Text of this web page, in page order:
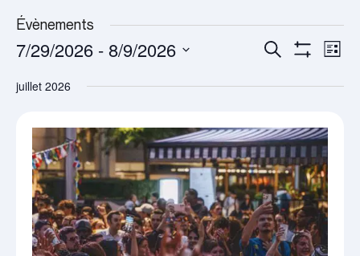
Évènements
Recherche
navigation
vues
Évènements
Recherche
Filtres vues
Liste
7/29/2026 - 8/9/2026
une
juillet 2026